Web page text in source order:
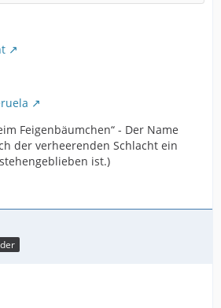
Feigenbäumchen“ - Der Name
der verheerenden Schlacht ein
ist.)